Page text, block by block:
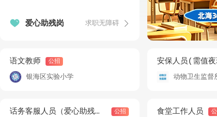
 爱心助残岗 求职无障碍 
语文教师 公招
银海区实验小学
安保人员(需值
动物卫生监督
话务客服人员（爱心助残岗） 公招 食堂工作人员